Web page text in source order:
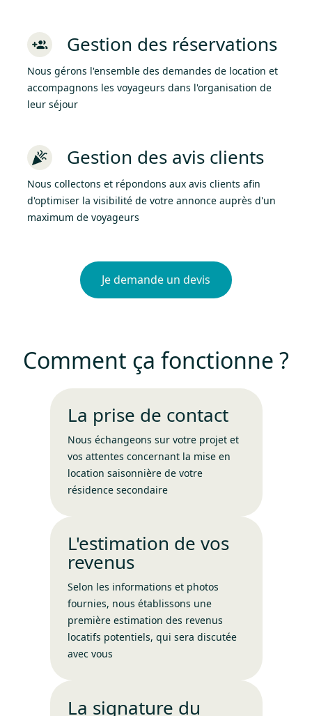
Gestion des réservations
Nous gérons l'ensemble des demandes de location et
accompagnons les voyageurs dans l'organisation de
leur séjour
Gestion des avis clients
Nous collectons et répondons aux avis clients afin
d'optimiser la visibilité de votre annonce auprès d'un
maximum de voyageurs
Je demande un devis
Comment ça fonctionne ?
La prise de contact
Nous échangeons sur votre projet et
vos attentes concernant la mise en
location saisonnière de votre
résidence secondaire
L'estimation de vos
revenus
Selon les informations et photos
fournies, nous établissons une
première estimation des revenus
locatifs potentiels, qui sera discutée
avec vous
La signature du